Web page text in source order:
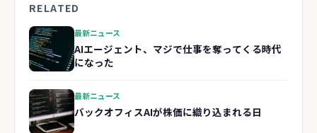
RELATED
最新ニュース
AIエージェント、マジで仕事を奪ってくる時代
になった
最新ニュース
バックオフィスAIが株価に織り込まれる日